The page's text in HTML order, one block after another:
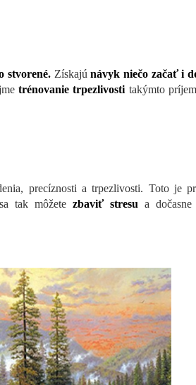
stvorené. Získajúnávyk niečo začať i
trénovanie trpezlivosti takýmto
precíznosti a trpezlivosti. Toto je
tak môžete zbaviť stresu a